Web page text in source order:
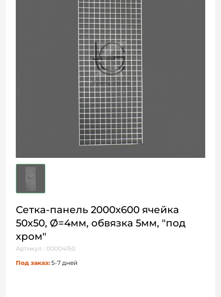
Сетка-панель 2000х600 ячейка
50х50, Ø=4мм, обвязка 5мм, "под
хром"
Артикул : 00004150
Под заказ: 5-7 дней